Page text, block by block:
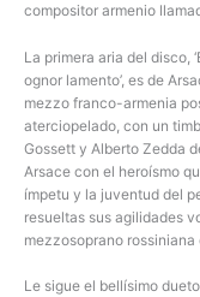
compositor armenio
La primera aria del disco,
ognor lamento’, es de
mezzo franco-armenia
aterciopelado, con un
Gossett y Alberto Zedda
Arsace con el heroísmo
ímpetu y la juventud del
resueltas sus agilidades
mezzosoprano rossiniana
Le sigue el bellísimo